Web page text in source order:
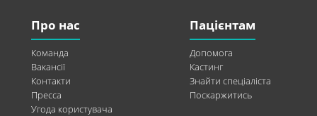
Про нас
Команда
Вакансії
Контакти
Пресса
Угода користувача
Пацієнтам
Допомога
Кастинг
Знайти спеціаліста
Поскаржитись